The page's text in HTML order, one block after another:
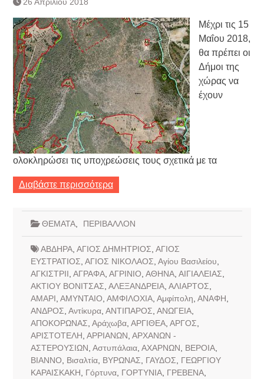
Ημερήσιο Δελτίο Τιμών
Συναλλάγματος &
Τραπεζογραμματίων 7-3-2019
Ημερήσιο Δελτίο Τιμών
Συναλλάγματος &
Τραπεζογραμματίων 4-3-2019
Κάθοδος αγροτών
Δικαιοσύνη
Μέχρι τις 15
Μαΐου 2018,
θα πρέπει οι
Δήμοι της
χώρας να
έχουν
ολοκληρώσει τις υποχρεώσεις τους σχετικά με τα
Διαβάστε περισσότερα
ΘΕΜΑΤΑ, ΠΕΡΙΒΑΛΛΟΝ
ΑΒΔΗΡΑ, ΑΓΙΟΣ ΔΗΜΗΤΡΙΟΣ ΑΓΙΟΣ
ΕΥΣΤΡΑΤΙΟΣ ΑΓΙΟΣ ΝΙΚΟΛΑΟΣ Αγίου Βασιλείου
ΑΓΚΙΣΤΡΙΙ ΑΓΡΑΦΑ, ΑΓΡΙΝΙΟ ΑΘΗΝΑ, ΑΙΓΙΑΛΕΙΑΣ
ΑΚΤΙΟΥ ΒΟΝΙΤΣΑΣ ΑΛΕΞΑΝΔΡΕΙΑ, ΑΛΙΑΡΤΟΣ
ΑΜΑΡΙ ΑΜΥΝΤΑΙΟ ΑΜΦΙΛΟΧΙΑ, Αμφίπολη ΑΝΑΦΗ
ΑΝΔΡΟΣ Αντίκυρα, ΑΝΤΙΠΑΡΟΣ ΑΝΩΓΕΙΑ,
ΑΠΟΚΟΡΩΝΑΣ Αράχωβα, ΑΡΓΙΘΕΑ, ΑΡΓΟΣ
ΑΡΙΣΤΟΤΕΛΗ ΑΡΡΙΑΝΩΝ ΑΡΧΑΝΩΝ -
ΑΣΤΕΡΟΥΣΙΩΝ Αστυπάλαια, ΑΧΑΡΝΩΝ ΒΕΡΟΙΑ,
ΒΙΑΝΝΟ
Βισαλτία, ΒΥΡΩΝΑΣ ΓΑΥΔΟΣ
ΓΕΩΡΓΙΟΥ
ΚΑΡΑΙΣΚΑΚΗ
Γόρτυνα, ΓΟΡΤΥΝΙΑ, ΓΡΕΒΕΝΑ,